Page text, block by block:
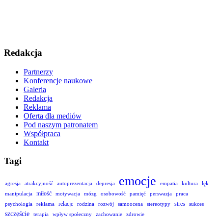
Redakcja
Partnerzy
Konferencje naukowe
Galeria
Redakcja
Reklama
Oferta dla mediów
Pod naszym patronatem
Współpraca
Kontakt
Tagi
agresja atrakcyjność autoprezentacja depresja emocje empatia kultura
lęk
manipulacja
miłość motywacja mózg osobowość pamięć perswazja
praca
psychologia
reklama relacje rodzina rozwój samoocena stereotypy stres sukces
szczęście terapia wpływ społeczny zachowanie zdrowie